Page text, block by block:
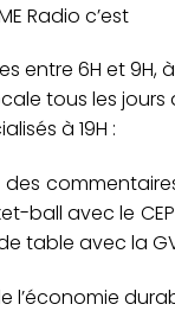
Radio c’est
6H et 9H, à
tous les jours
à 19H :
ball avec le
table avec la
l’économie